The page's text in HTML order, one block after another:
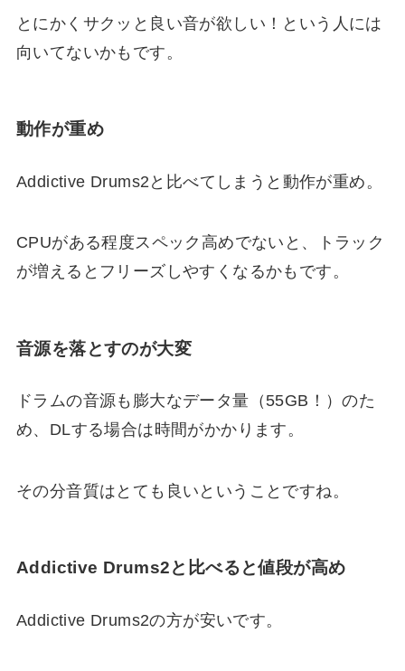
とにかくサクッと良い音が欲しい！という人には
向いてないかもです。
動作が重め
Addictive Drums2と比べてしまうと 動作が重め 。
CPUがある程度スペック高めでないと、トラック
が増えるとフリーズしやすくなるかもです。
音源を落とすのが大変
ドラムの音源も膨大なデータ量（55GB！）のた
め、DLする場合は時間がかかります。
その分音質はとても良いということですね。
Addictive Drums2と比べると値段が高め
Addictive Drums2の方が安いです。